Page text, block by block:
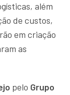
além
de custos,
em criação
as
pelo Grupo